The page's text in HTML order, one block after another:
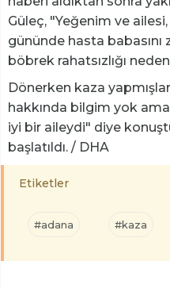
Güleç, "Yeğenim ve
gününde hasta
böbrek rahatsızlığı
Dönerken kaza
hakkında bilgim yok ama
iyi bir aileydi" diye
başlatıldı. / DHA
Etiketler
#adana #kaza